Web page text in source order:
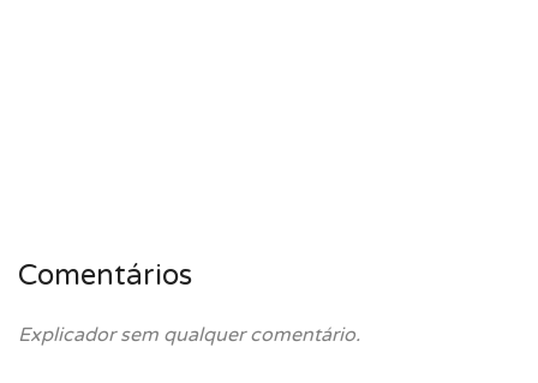
Comentários
Explicador sem qualquer comentário.